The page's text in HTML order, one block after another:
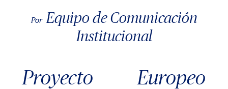
Por Equipo de Comunicación
Institucional
Proyecto Europeo